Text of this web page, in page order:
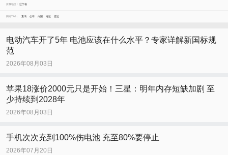
所属地区： 辽宁省
网站TAG： 查询 公司 内国 海运 空运
电动汽车开了5年 电池应该在什么水平？专家详解新国标规
范
2026年08月03日
苹果18涨价2000元只是开始！三星：明年内存短缺加剧 至
少持续到2028年
2026年08月03日
手机次次充到100%伤电池 充至80%要停止
2026年07月20日